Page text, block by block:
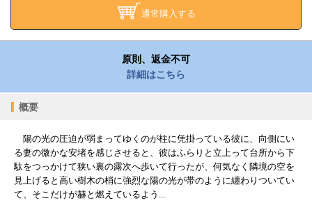
通常購入する
原則、返金不可
詳細はこちら
概要
陽の光の圧迫が弱まってゆくのが柱に凭掛っている彼に、向側にい
る妻の微かな安堵を感じさせると、彼はふらりと立上って台所から下
駄をつっかけて狭い裏の露次へ歩いて行ったが、何気なく隣境の空を
見上げると高い樹木の梢に強烈な陽の光が帯のように纏わりついてい
て、そこだけが赫と燃えているよう...